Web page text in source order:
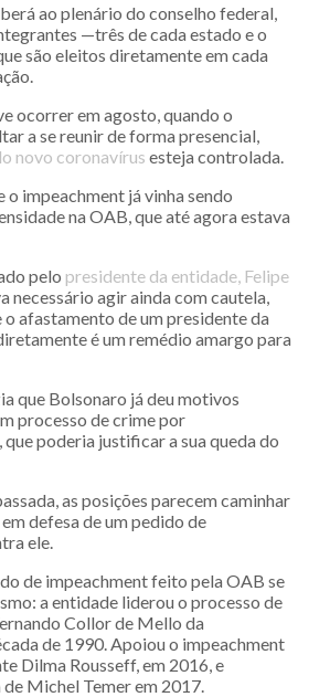
ao plenário do conselho federal,
—três de cada estado e o
são eleitos diretamente em cada
ocorrer em agosto, quando o
a se reunir de forma presencial,
novo coronavírus esteja controlada.
o impeachment já vinha sendo
na OAB, que até agora estava
pelo presidente da entidade, Felipe
necessário agir ainda com cautela,
afastamento de um presidente da
é um remédio amargo para
que Bolsonaro já deu motivos
processo de crime por
poderia justificar a sua queda do
as posições parecem caminhar
defesa de um pedido de
ele.
de impeachment feito pela OAB se
a entidade liderou o processo de
Collor de Mello da
de 1990. Apoiou o impeachment
Dilma Rousseff, em 2016, e
de Michel Temer em 2017.